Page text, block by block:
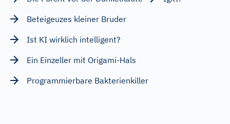
Beteigeuzes kleiner Bruder
Ist KI wirklich intelligent?
Ein Einzeller mit Origami-Hals
Programmierbare Bakterienkiller